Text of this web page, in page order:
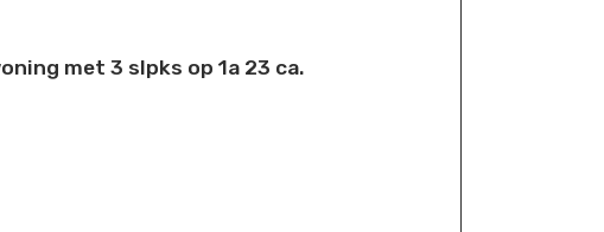
met 3 slpks op 1a 23 ca.